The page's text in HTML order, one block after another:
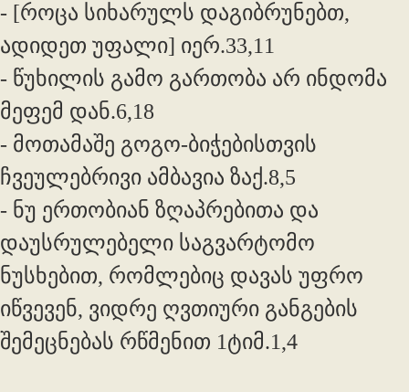
- [როცა სიხარულს დაგიბრუნებთ,
ადიდეთ უფალი] იერ.33,11
- წუხილის გამო გართობა არ ინდომა
მეფემ დან.6,18
- მოთამაშე გოგო-ბიჭებისთვის
ჩვეულებრივი ამბავია ზაქ.8,5
- ნუ ერთობიან ზღაპრებითა და
დაუსრულებელი საგვარტომო
ნუსხებით, რომლებიც დავას უფრო
იწვევენ, ვიდრე ღვთიური განგების
შემეცნებას რწმენით 1ტიმ.1,4